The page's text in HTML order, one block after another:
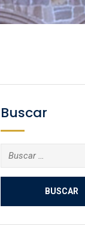
Buscar
Buscar: